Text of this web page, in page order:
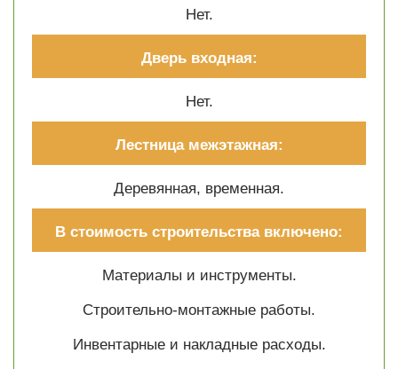
Нет.
Дверь входная:
Нет.
Лестница межэтажная:
Деревянная, временная.
В стоимость строительства включено:
Материалы и инструменты.
Cтроительно-монтажные работы.
Инвентарные и накладные расходы.